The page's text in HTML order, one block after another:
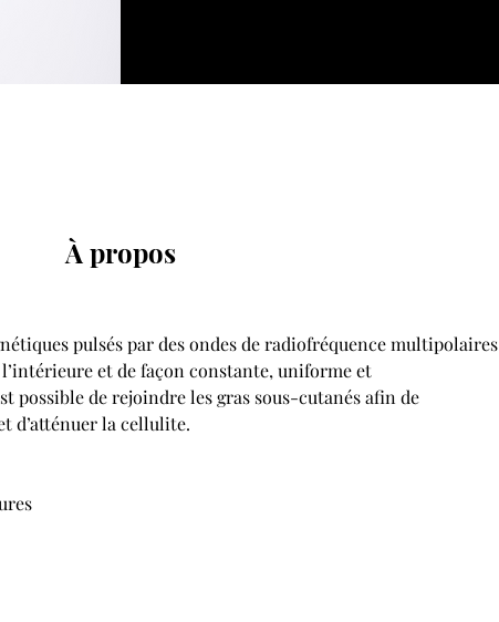
À propos
pulsés par des ondes de radiofréquence multipolaires
et de façon constante, uniforme et
possible de rejoindre les gras sous-cutanés afin de
d’atténuer la cellulite.